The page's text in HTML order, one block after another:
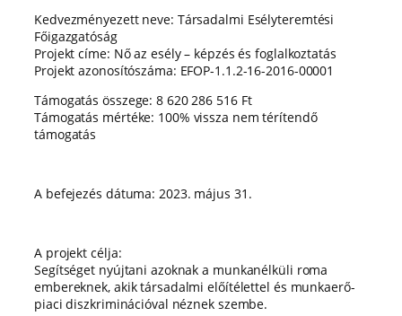
Kedvezményezett neve: Társadalmi Esélyteremtési
Főigazgatóság
Projekt címe: Nő az esély – képzés és foglalkoztatás
Projekt azonosítószáma: EFOP-1.1.2-16-2016-00001
Támogatás összege: 8 620 286 516 Ft
Támogatás mértéke: 100% vissza nem térítendő
támogatás
A befejezés dátuma: 2023. május 31.
A projekt célja:
Segítséget nyújtani azoknak a munkanélküli roma
embereknek, akik társadalmi előítélettel és munkaerő-
piaci diszkriminációval néznek szembe.